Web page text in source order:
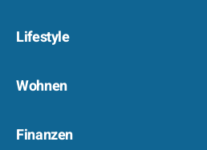
Lifestyle
Wohnen
Finanzen